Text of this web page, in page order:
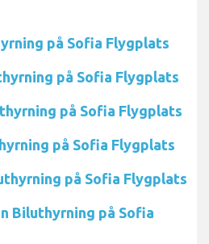
på Sofia Flygplats
på Sofia Flygplats
på Sofia Flygplats
på Sofia Flygplats
på Sofia Flygplats
Biluthyrning på Sofia